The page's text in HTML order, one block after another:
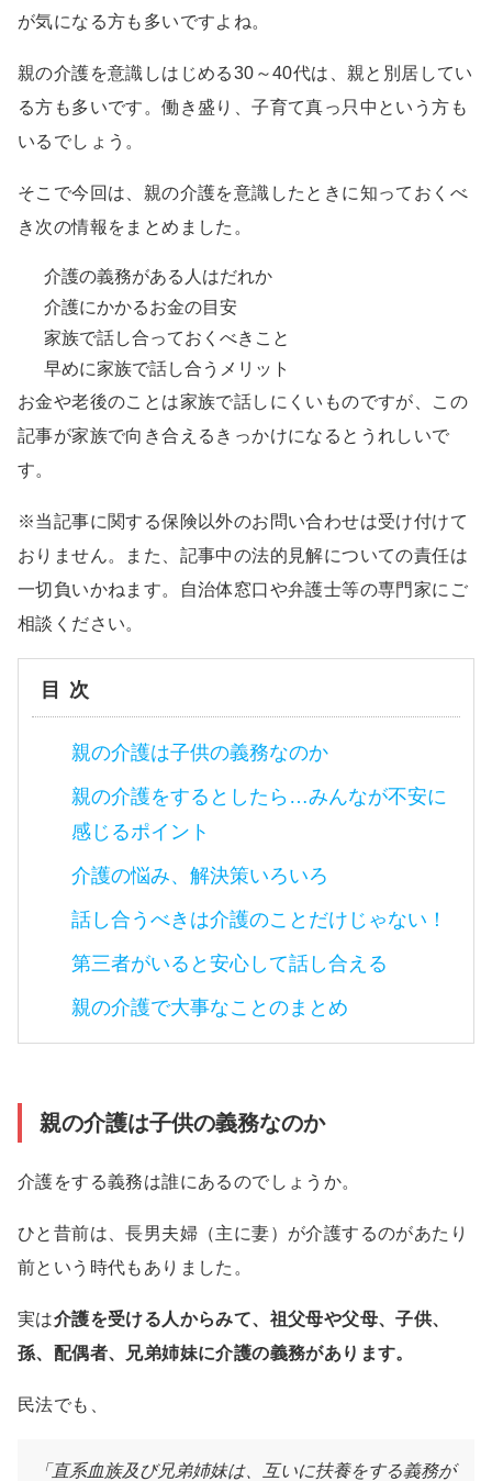
が気になる方も多いですよね。
親の介護を意識しはじめる30～40代は、親と別居してい
る方も多いです。働き盛り、子育て真っ只中という方も
いるでしょう。
そこで今回は、親の介護を意識したときに知っておくべ
き次の情報をまとめました。
介護の義務がある人はだれか
介護にかかるお金の目安
家族で話し合っておくべきこと
早めに家族で話し合うメリット
お金や老後のことは家族で話しにくいものですが、この
記事が家族で向き合えるきっかけになるとうれしいで
す。
※当記事に関する保険以外のお問い合わせは受け付けて
おりません。また、記事中の法的見解についての責任は
一切負いかねます。自治体窓口や弁護士等の専門家にご
相談ください。
目次
親の介護は子供の義務なのか
親の介護をするとしたら…みんなが不安に
感じるポイント
介護の悩み、解決策いろいろ
話し合うべきは介護のことだけじゃない！
第三者がいると安心して話し合える
親の介護で大事なことのまとめ
親の介護は子供の義務なのか
介護をする義務は誰にあるのでしょうか。
ひと昔前は、長男夫婦（主に妻）が介護するのがあたり
前という時代もありました。
実は介護を受ける人からみて、祖父母や父母、子供、
孫、配偶者、兄弟姉妹に介護の義務があります。
民法でも、
「直系血族及び兄弟姉妹は、互いに扶養をする義務が